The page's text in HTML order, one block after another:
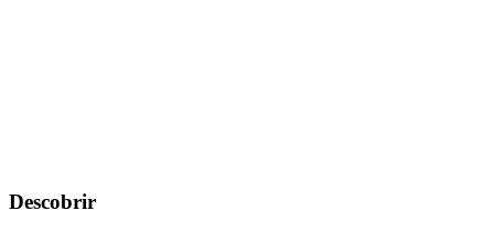
Descobrir